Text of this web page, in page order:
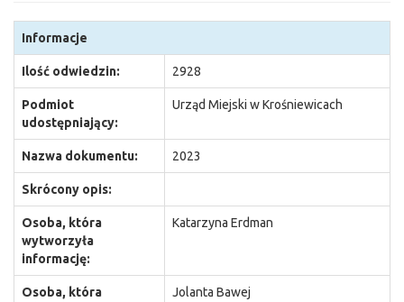
Informacje
Ilość odwiedzin: 2928
Podmiot
udostępniający:
Urząd Miejski w Krośniewicach
Nazwa dokumentu: 2023
Skrócony opis:
Osoba, która
wytworzyła
informację:
Katarzyna Erdman
Osoba, która
Jolanta Bawej